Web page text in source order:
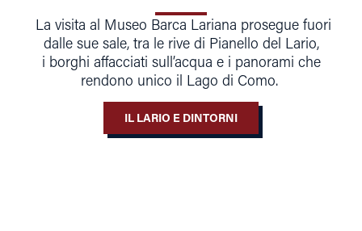
La visita al Museo Barca Lariana prosegue fuori
dalle sue sale, tra le rive di Pianello del Lario,
i borghi affacciati sull’acqua e i panorami che
rendono unico il Lago di Como.
IL LARIO E DINTORNI